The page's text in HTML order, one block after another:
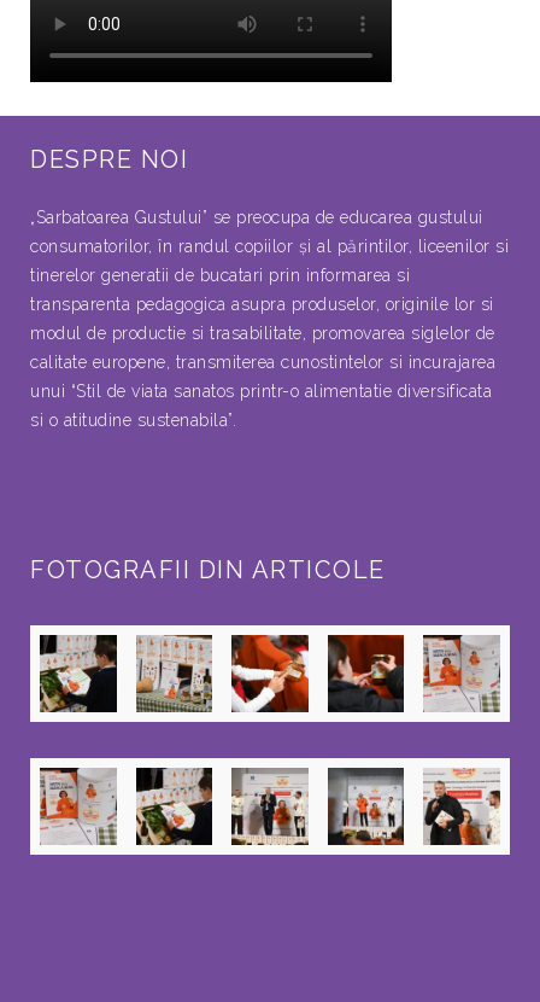
DESPRE NOI
„Sarbatoarea Gustului” se preocupa de educarea gustului
consumatorilor, în randul copiilor şi al părintilor, liceenilor si
tinerelor generatii de bucatari prin informarea si
transparenta pedagogica asupra produselor, originile lor si
modul de productie si trasabilitate, promovarea siglelor de
calitate europene, transmiterea cunostintelor si incurajarea
unui “Stil de viata sanatos printr-o alimentatie diversificata
si o atitudine sustenabila”.
FOTOGRAFII DIN ARTICOLE